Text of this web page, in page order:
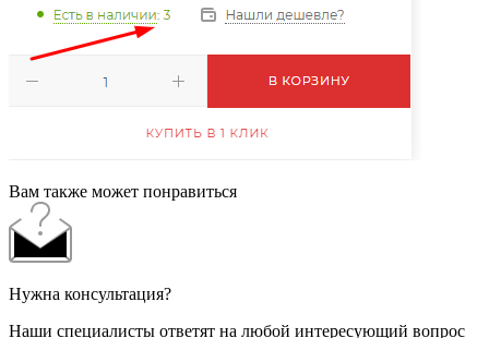
Вам также может понравиться
Нужна консультация?
Наши специалисты ответят на любой интересующий вопрос